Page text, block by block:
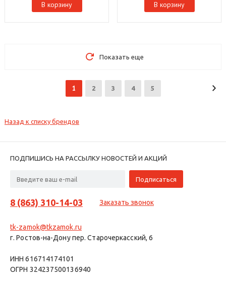
В корзину В корзину
Показать еще
1 2 3 4 5
Назад к списку брендов
ПОДПИШИСЬ НА РАССЫЛКУ НОВОСТЕЙ И АКЦИЙ
8 (863) 310-14-03 Заказать звонок
tk-zamok@tkzamok.ru
г. Ростов-на-Дону пер. Старочеркасский, 6
ИНН 616714174101
ОГРН 324237500136940